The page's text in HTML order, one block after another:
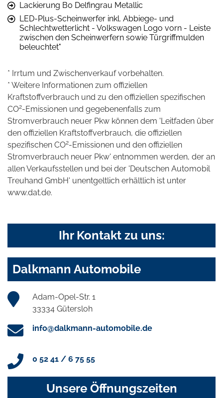
Lackierung B0 Delfingrau Metallic
LED-Plus-Scheinwerfer inkl. Abbiege- und
Schlechtwetterlicht - Volkswagen Logo vorn - Leiste
zwischen den Scheinwerfern sowie Türgriffmulden
beleuchtet"
* Irrtum und Zwischenverkauf vorbehalten.
* Weitere Informationen zum offiziellen
Kraftstoffverbrauch und zu den offiziellen spezifischen
CO2-Emissionen und gegebenenfalls zum
Stromverbrauch neuer Pkw können dem 'Leitfaden über
den offiziellen Kraftstoffverbrauch, die offiziellen
spezifischen CO2-Emissionen und den offiziellen
Stromverbrauch neuer Pkw' entnommen werden, der an
allen Verkaufsstellen und bei der 'Deutschen Automobil
Treuhand GmbH' unentgeltlich erhältlich ist unter
www.dat.de.
Ihr Kontakt zu uns:
Dalkmann Automobile
Adam-Opel-Str. 1
33334 Gütersloh
info@dalkmann-automobile.de
0 52 41 / 6 75 55
Unsere Öffnungszeiten